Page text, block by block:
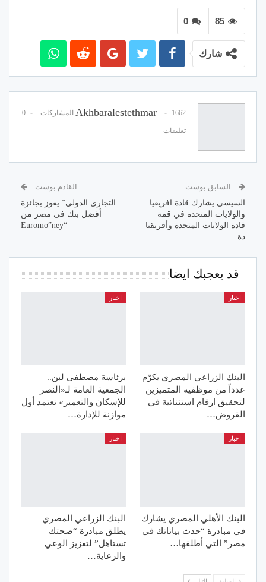
0 85
شارك
Akhbaralestethmar 1662 المشاركات 0
تعليقات
السابق بوست
السيسي يشارك قادة افريقيا
والولايات المتحدة في قمة
قادة الولايات المتحدة وأفريقيا
دة
القادم بوست
التجاري الدولي” يفوز بجائزة
أفضل بنك فى مصر من
“Euromo”ney
قد يعجبك ايضا
اخبار
البنك الزراعي المصري يكرّم
عدداً من موظفيه المتميزين
لتحقيق ارقام استثنائية في
القروض…
اخبار
برئاسة مصطفى لبن..
الجمعية العامة لـ«النصر
للإسكان والتعمير» تعتمد أول
موازنة للإدارة…
اخبار
البنك الأهلي المصري يشارك
في مبادرة “حدث بياناتك في
مصر” التي أطلقها…
اخبار
البنك الزراعي المصري
يطلق مبادرة “صحتك
تستاهل” لتعزيز الوعي
والرعاية…